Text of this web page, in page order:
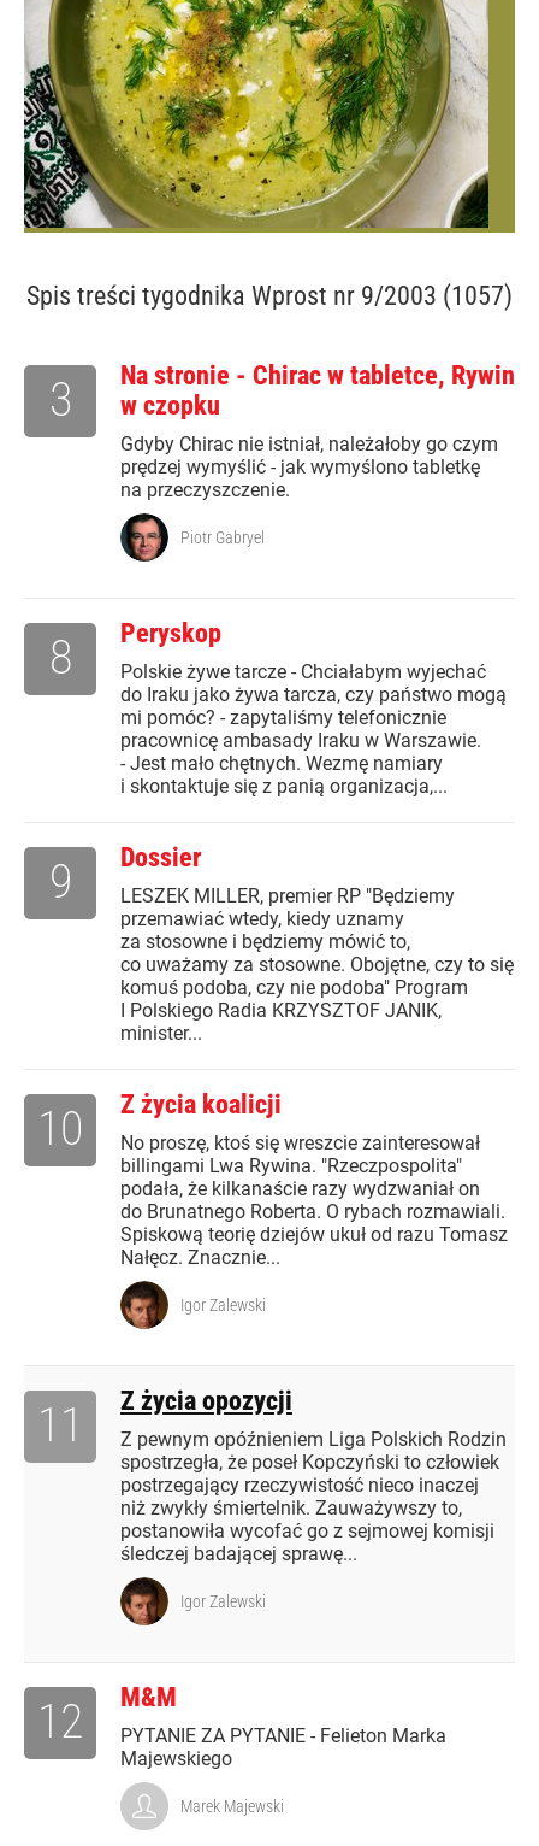
Spis treści tygodnika Wprost nr 9/2003 (1057)
Na stronie - Chirac w tabletce, Rywin
w czopku
Gdyby Chirac nie istniał, należałoby go czym
prędzej wymyślić - jak wymyślono tabletkę
na przeczyszczenie.
3
Piotr Gabryel
Peryskop
Polskie żywe tarcze - Chciałabym wyjechać
do Iraku jako żywa tarcza, czy państwo mogą
mi pomóc? - zapytaliśmy telefonicznie
pracownicę ambasady Iraku w Warszawie.
- Jest mało chętnych. Wezmę namiary
i skontaktuje się z panią organizacja,...
8
Dossier
LESZEK MILLER, premier RP "Będziemy
przemawiać wtedy, kiedy uznamy
za stosowne i będziemy mówić to,
co uważamy za stosowne. Obojętne, czy to się
komuś podoba, czy nie podoba" Program
I Polskiego Radia KRZYSZTOF JANIK,
minister...
9
Z życia koalicji
No proszę, ktoś się wreszcie zainteresował
billingami Lwa Rywina. "Rzeczpospolita"
podała, że kilkanaście razy wydzwaniał on
do Brunatnego Roberta. O rybach rozmawiali.
Spiskową teorię dziejów ukuł od razu Tomasz
Nałęcz. Znacznie...
10
Igor Zalewski
Z życia opozycji
Z pewnym opóźnieniem Liga Polskich Rodzin
spostrzegła, że poseł Kopczyński to człowiek
postrzegający rzeczywistość nieco inaczej
niż zwykły śmiertelnik. Zauważywszy to,
postanowiła wycofać go z sejmowej komisji
śledczej badającej sprawę...
11
Igor Zalewski
M&M
PYTANIE ZA PYTANIE - Felieton Marka
Majewskiego
12
Marek Majewski